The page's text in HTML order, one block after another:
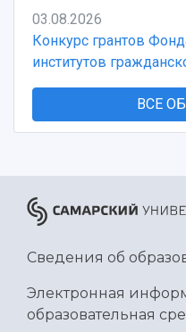
03.08.2026
Конкурс грантов
институтов
ВСЕ
Сведения об
Электронная
образовательная